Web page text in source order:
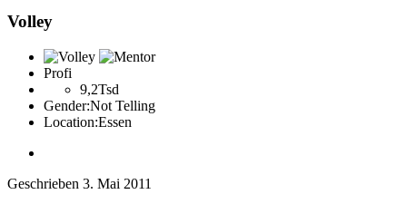
Volley
Profi
9,2Tsd
Gender:Not Telling
Location:Essen
Geschrieben 3. Mai 2011